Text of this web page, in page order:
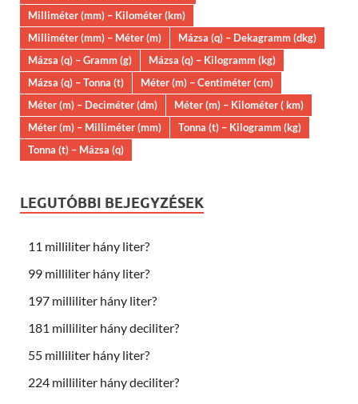
Milliméter (mm) – Kilométer (km)
Milliméter (mm) – Méter (m)
Mázsa (q) – Dekagramm (dkg)
Mázsa (q) – Gramm (g)
Mázsa (q) – Kilogramm (kg)
Mázsa (q) – Tonna (t)
Méter (m) – Centiméter (cm)
Méter (m) – Deciméter (dm)
Méter (m) – Kilométer ( km)
Méter (m) – Milliméter (mm)
Tonna (t) – Kilogramm (kg)
Tonna (t) – Mázsa (q)
LEGUTÓBBI BEJEGYZÉSEK
11 milliliter hány liter?
99 milliliter hány liter?
197 milliliter hány liter?
181 milliliter hány deciliter?
55 milliliter hány liter?
224 milliliter hány deciliter?